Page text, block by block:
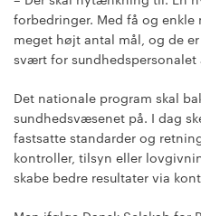
forbedringer. Med få og enkle
meget højt antal mål, og de
svært for sundhedspersonalet
Det nationale program skal
sundhedsvæsenet på. I dag
fastsatte standarder og
kontroller, tilsyn eller
skabe bedre resultater via